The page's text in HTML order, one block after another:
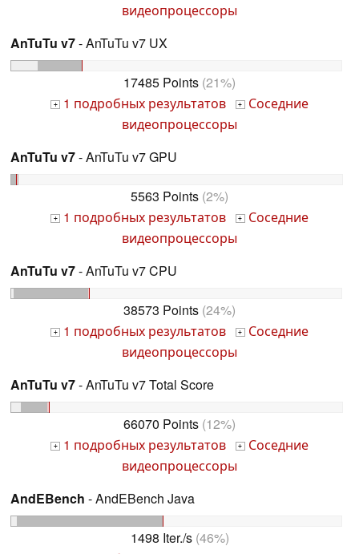
видеопроцессоры
AnTuTu v7- AnTuTu v7 UX
17485 Points (21%)
+ 1 подробных результатов + Соседние
видеопроцессоры
AnTuTu v7- AnTuTu v7 GPU
5563 Points (2%)
+ 1 подробных результатов + Соседние
видеопроцессоры
AnTuTu v7- AnTuTu v7 CPU
38573 Points (24%)
+ 1 подробных результатов + Соседние
видеопроцессоры
AnTuTu v7- AnTuTu v7 Total Score
66070 Points (12%)
+ 1 подробных результатов + Соседние
видеопроцессоры
AndEBench - AndEBench Java
1498 Iter./s(46%)